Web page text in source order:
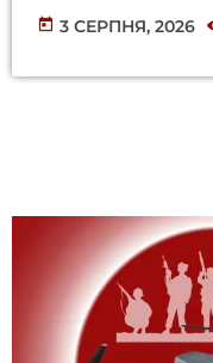
today 3 СЕРПНЯ, 2026